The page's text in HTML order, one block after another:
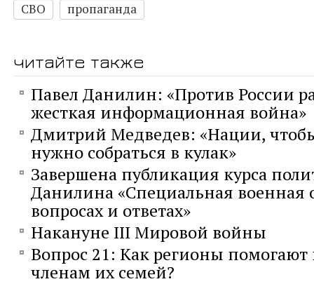
СВО пропаганда
читайте также
Павел Данилин: «Против России
жесткая информационная война»
Дмитрий Медведев: «Нации,
нужно собраться в кулак»
Завершена публикация курса
Данилина «Специальная военная
вопросах и ответах»
Накануне III Мировой войны
Вопрос 21: Как регионы
членам их семей?